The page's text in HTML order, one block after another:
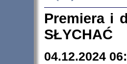
Premiera i
SŁYCHAĆ
04.12.2024